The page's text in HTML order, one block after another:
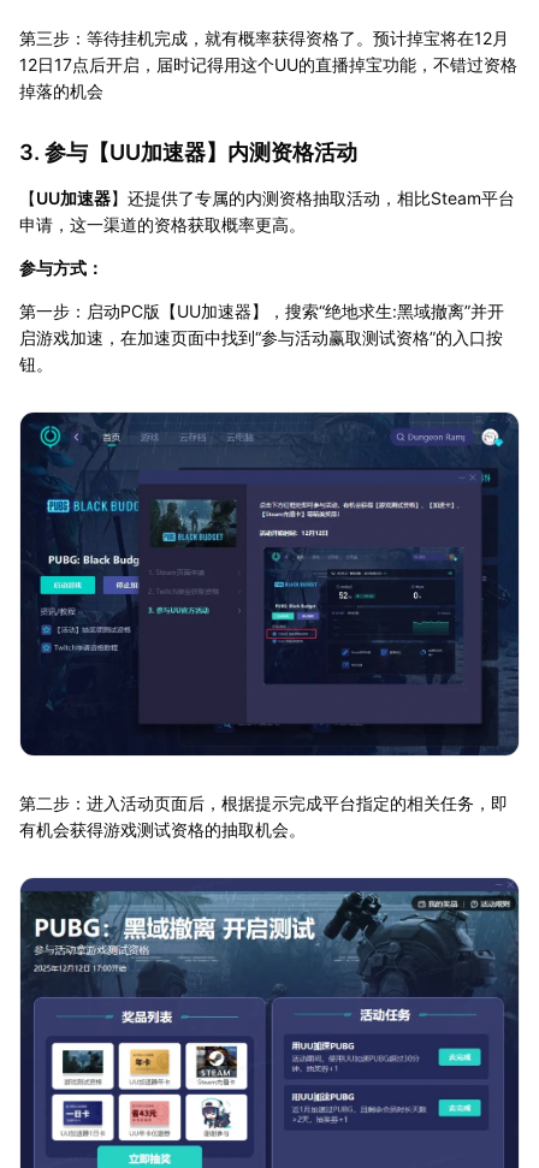
第三步：等待挂机完成，就有概率获得资格了。预计掉宝将在12月
12日17点后开启，届时记得用这个UU的直播掉宝功能，不错过资格
掉落的机会
3. 参与【UU加速器】内测资格活动
【UU加速器】还提供了专属的内测资格抽取活动，相比Steam平台
申请，这一渠道的资格获取概率更高。
参与方式：
第一步：启动PC版【UU加速器】，搜索“绝地求生:黑域撤离”并开
启游戏加速，在加速页面中找到“参与活动赢取测试资格”的入口按
钮。
第二步：进入活动页面后，根据提示完成平台指定的相关任务，即
有机会获得游戏测试资格的抽取机会。